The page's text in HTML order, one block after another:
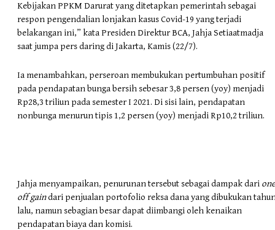
Kebijakan PPKM Darurat yang ditetapkan pemerintah sebagai
respon pengendalian lonjakan kasus Covid-19 yang terjadi
belakangan ini,” kata Presiden Direktur BCA, Jahja Setiaatmadja
saat jumpa pers daring di Jakarta, Kamis (22/7).
Ia menambahkan, perseroan membukukan pertumbuhan positif
pada pendapatan bunga bersih sebesar 3,8 persen (yoy) menjadi
Rp28,3 triliun pada semester I 2021. Di sisi lain, pendapatan
nonbunga menurun tipis 1,2 persen (yoy) menjadi Rp10,2 triliun.
Jahja menyampaikan, penurunan tersebut sebagai dampak dari
off gaindari penjualan portofolio reksa dana yang dibukukan
lalu, namun sebagian besar dapat diimbangi oleh kenaikan
pendapatan biaya dan komisi.